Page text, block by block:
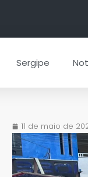
Sergipe
11 de maio de